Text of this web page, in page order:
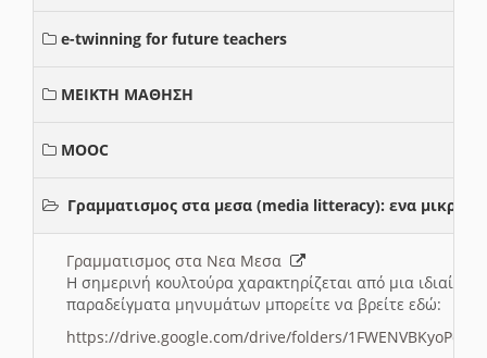
e-twinning for future teachers
ΜΕΙΚΤΗ ΜΑΘΗΣΗ
MOOC
Γραμματισμος στα μεσα (media litteracy): ενα μικρο
Γραμματισμος στα Νεα Μεσα
Η σημερινή κουλτούρα χαρακτηρίζεται από μια
παραδείγματα μηνυμάτων μπορείτε να βρείτε εδώ:
https://drive.google.com/drive/folders/